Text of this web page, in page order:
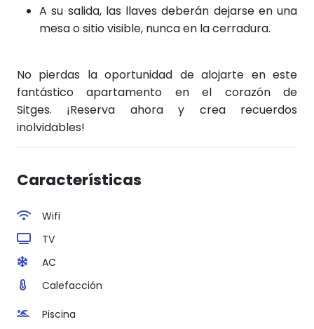
A su salida, las llaves deberán dejarse en una
mesa o sitio visible, nunca en la cerradura.
No pierdas la oportunidad de alojarte en este
fantástico apartamento en el corazón de
Sitges. ¡Reserva ahora y crea recuerdos
inolvidables!
Características
Wifi
TV
AC
Calefacción
Piscina